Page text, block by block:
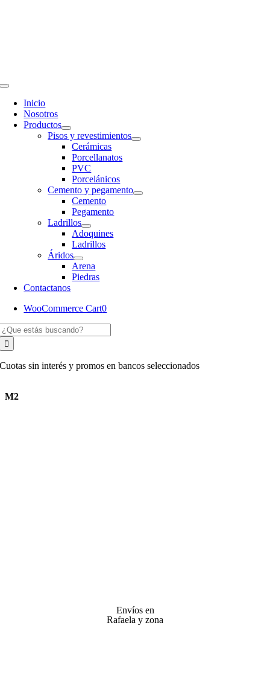
Toggle
Navigation
Inicio
Nosotros
Productos
Pisos y revestimientos
Cerámicas
Porcellanatos
PVC
Porcelánicos
Cemento y pegamento
Cemento
Pegamento
Ladrillos
Adoquines
Ladrillos
Áridos
Arena
Piedras
Contactanos
WooCommerce Cart0
Cuotas sin interés y promos en bancos seleccionados
M2
Envíos en
Rafaela y zona